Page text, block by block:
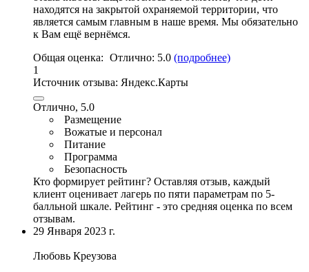
находятся на закрытой охраняемой территории, что
является самым главным в наше время. Мы обязательно
к Вам ещё вернёмся.
Общая оценка: Отлично: 5.0 (подробнее)
1
Источник отзыва: Яндекс.Карты
Отлично, 5.0
Размещение
Вожатые и персонал
Питание
Программа
Безопасность
Кто формирует рейтинг? Оставляя отзыв, каждый
клиент оценивает лагерь по пяти параметрам по 5-
балльной шкале. Рейтинг - это средняя оценка по всем
отзывам.
29 Января 2023 г.
Любовь Креузова